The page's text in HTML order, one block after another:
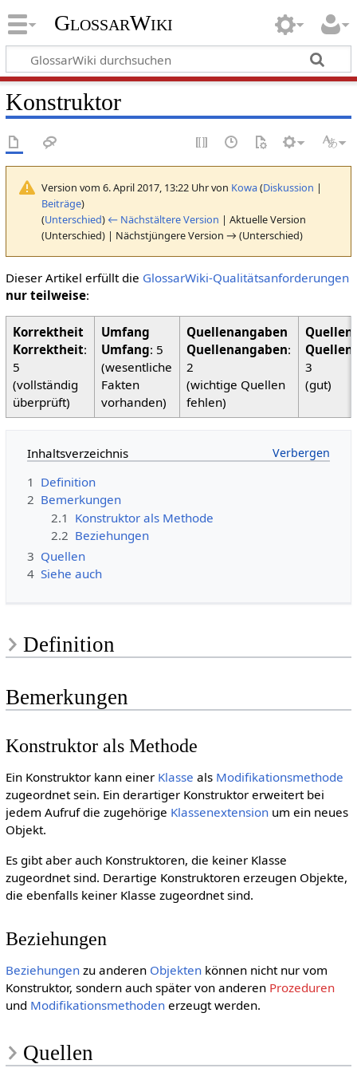
GlossarWiki
Konstruktor
Version vom 6. April 2017, 13:22 Uhr von Kowa(Diskussion |
Beiträge)
(Unterschied) ← Nächstältere Version | Aktuelle Version
(Unterschied) | Nächstjüngere Version → (Unterschied)
Dieser Artikel erfüllt die GlossarWiki-Qualitätsanforderungen
nur teilweise:
Korrektheit:
5
(vollständig
überprüft)
Umfang: 5
(wesentliche
Fakten
vorhanden)
Quellenangaben:
2
(wichtige Quellen
fehlen)
3
(gut)
Inhaltsverzeichnis
1 Definition
2 Bemerkungen
2.1 Konstruktor als Methode
2.2 Beziehungen
3 Quellen
4 Siehe auch
Definition
Bemerkungen
Konstruktor als Methode
Ein Konstruktor kann einer Klasse als Modifikationsmethode
zugeordnet sein. Ein derartiger Konstruktor erweitert bei
jedem Aufruf die zugehörige Klassenextensionum ein neues
Objekt.
Es gibt aber auch Konstruktoren, die keiner Klasse
zugeordnet sind. Derartige Konstruktoren erzeugen Objekte,
die ebenfalls keiner Klasse zugeordnet sind.
Beziehungen
Beziehungenzu anderen Objektenkönnen nicht nur vom
Konstruktor, sondern auch später von anderen Prozeduren
und Modifikationsmethodenerzeugt werden.
Quellen